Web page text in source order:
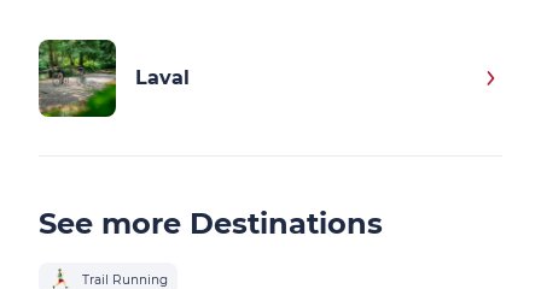
Laval
See more Destinations
Trail Running